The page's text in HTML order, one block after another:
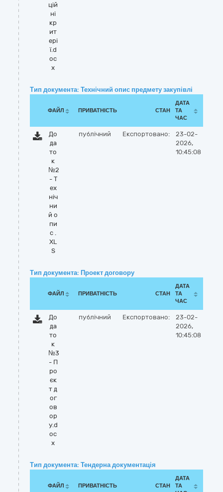
цій
ні
кр
ит
ері
ї.d
oc
x
Тип документа: Технічний опис предмету закупівлі
ФАЙЛ ПРИВАТНІСТЬ СТАН
ДАТА
ТА
ЧАС
До
да
то
к
№2
- Т
ех
ніч
ни
й о
пи
с .
XL
S
публічний Експортовано:
23-02-
2026,
10:45:08
Тип документа: Проект договору
ФАЙЛ ПРИВАТНІСТЬ СТАН
ДАТА
ТА
ЧАС
До
да
то
к
№3
- П
ро
єк
т д
ог
ов
ор
у.d
oc
x
публічний Експортовано:
23-02-
2026,
10:45:08
Тип документа: Тендерна документація
ФАЙЛ ПРИВАТНІСТЬ СТАН
ДАТА
ТА